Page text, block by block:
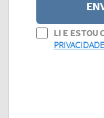
LI E ESTOU
PRIVACIDADE